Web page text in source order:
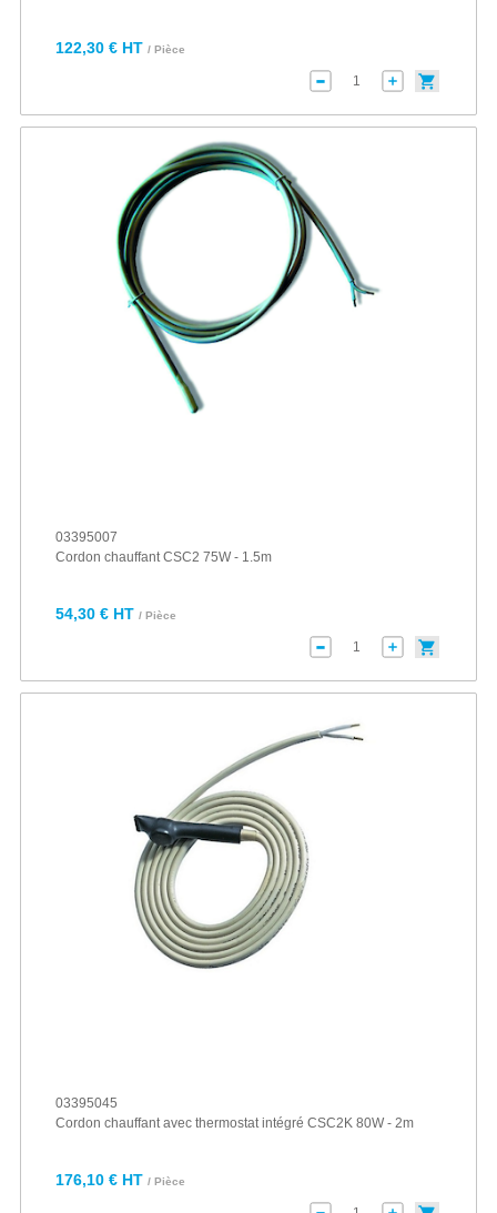
122,30 € HT / Pièce
03395007
Cordon chauffant CSC2 75W - 1.5m
54,30 € HT / Pièce
03395045
Cordon chauffant avec thermostat intégré CSC2K 80W - 2m
176,10 € HT / Pièce